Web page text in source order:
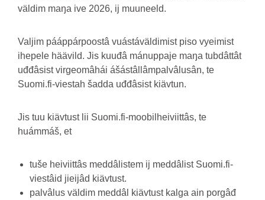
väldim maŋa ive 2026, ij muuneeld.
Valjim pááppárpoostâ vuástáväldimist piso vyeimist
ihepele häävild. Jis kuuđâ mánuppaje maŋa tubdâttât
uđđâsist virgeomâhái ášástâllâmpalvâlusân, te
Suomi.fi-viestah šadda uđđâsist kiävtun.
Jis tuu kiävtust lii Suomi.fi-moobilheiviittâs, te
huámmáš, et
tuše heiviittâs meddâlistem ij meddâlist Suomi.fi-
viestâid jieijâd kiävtust.
palvâlus väldim meddâl kiävtust kalga ain porgâđ